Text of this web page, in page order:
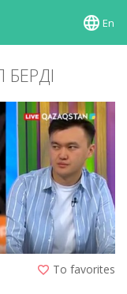
En
БЕРДІ
To favorites